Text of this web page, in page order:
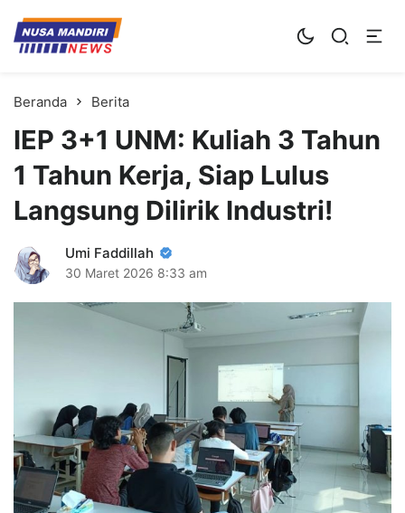
Kampus Digital Bisnis
Universitas Nusa Mandiri
Beranda Berita
IEP 3+1 UNM: Kuliah 3 Tahun
1 Tahun Kerja, Siap Lulus
Langsung Dilirik Industri!
Umi Faddillah
30 Maret 2026 8:33 am